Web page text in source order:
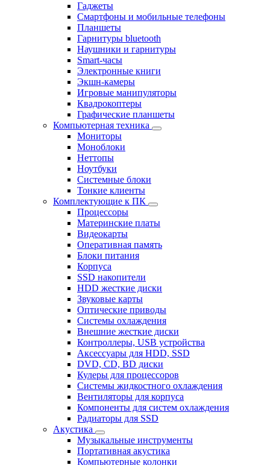
Гаджеты
Смартфоны и мобильные телефоны
Планшеты
Гарнитуры bluetooth
Наушники и гарнитуры
Smart-часы
Электронные книги
Экшн-камеры
Игровые манипуляторы
Квадрокоптеры
Графические планшеты
Компьютерная техника
Мониторы
Моноблоки
Неттопы
Ноутбуки
Системные блоки
Тонкие клиенты
Комплектующие к ПК
Процессоры
Материнские платы
Видеокарты
Оперативная память
Блоки питания
Корпуса
SSD накопители
HDD жесткие диски
Звуковые карты
Оптические приводы
Системы охлаждения
Внешние жесткие диски
Контроллеры, USB устройства
Аксессуары для HDD, SSD
DVD, CD, BD диски
Кулеры для процессоров
Системы жидкостного охлаждения
Вентиляторы для корпуса
Компоненты для систем охлаждения
Радиаторы для SSD
Акустика
Музыкальные инструменты
Портативная акустика
Компьютерные колонки